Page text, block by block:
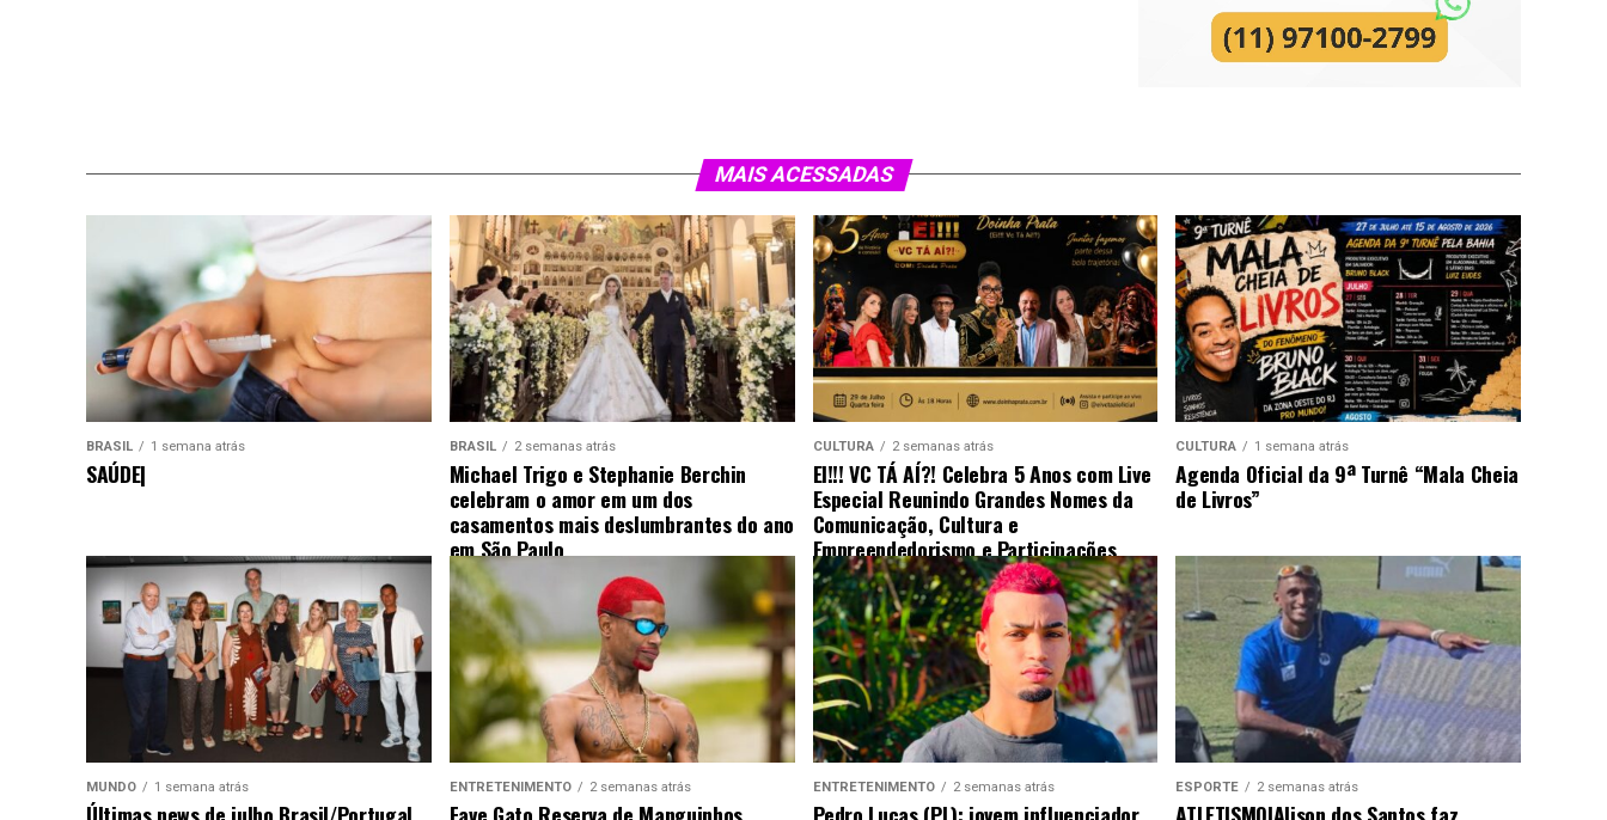
MAIS ACESSADAS
BRASIL 1 semana atrás
SAÚDE|
BRASIL 2 semanas atrás
Michael Trigo e Stephanie Berchin
celebram o amor em um dos
casamentos mais deslumbrantes do ano
em São Paulo
CULTURA 2 semanas atrás
EI!!! VC TÁ AÍ?! Celebra 5 Anos com Live
Especial Reunindo Grandes Nomes da
Comunicação, Cultura e
Empreendedorismo e Participações
Surpresa
CULTURA 1 semana atrás
Agenda Oficial da 9ª Turnê “Mala Cheia
de Livros”
MUNDO 1 semana atrás ENTRETENIMENTO 2 semanas atrás ENTRETENIMENTO 2 semanas atrás ESPORTE 2 semanas atrás